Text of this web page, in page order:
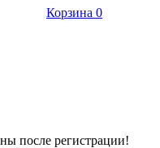
Корзина 0
после регистрации!